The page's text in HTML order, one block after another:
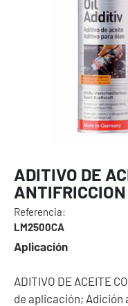
ADITIVO DE
ANTIFRICCION
Referencia:
LM2500CA
Aplicación
ADITIVO DE ACEITE
de aplicación; Adición